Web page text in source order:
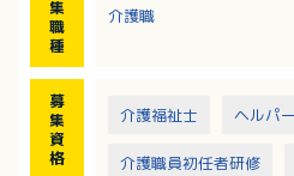
・自立支援：集団体操・
・健康管理：バイタルチ
※リハビリ職など各分野
視点で包括的にご利用者
集
職
種
介護職
募
集
資
格
介護福祉士 ヘルパ
介護職員初任者研修